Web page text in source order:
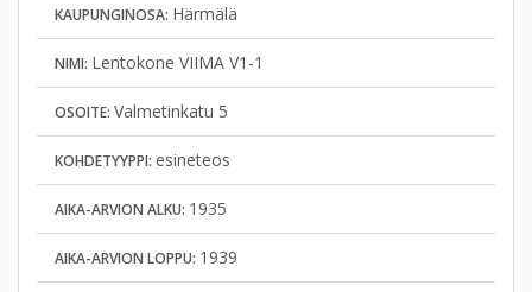
KAUPUNGINOSA: Härmälä
NIMI: Lentokone VIIMA V1-1
OSOITE: Valmetinkatu 5
KOHDETYYPPI: esineteos
AIKA-ARVION ALKU: 1935
AIKA-ARVION LOPPU: 1939